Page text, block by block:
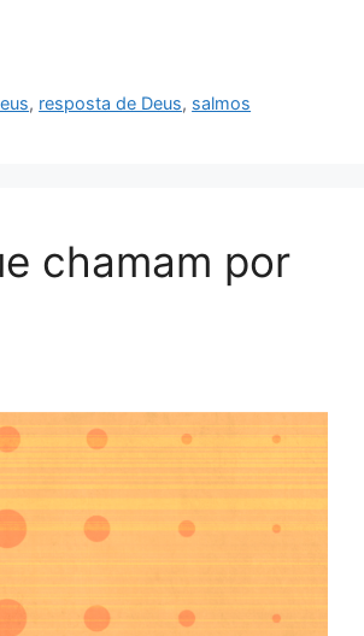
, resposta de Deus, salmos
chamam por